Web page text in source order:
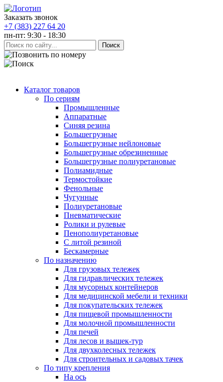
Заказать звонок
+7 (383) 227 64 20
пн-пт: 9:30 - 18:30
Каталог товаров
По сериям
Промышленные
Аппаратные
Синяя резина
Большегрузные
Большегрузные нейлоновые
Большегрузные обрезиненные
Большегрузные полиуретановые
Полиамидные
Термостойкие
Фенольные
Чугунные
Полиуретановые
Пневматические
Ролики и рулевые
Пенополиуретановые
С литой резиной
Бескамерные
По назначению
Для грузовых тележек
Для гидравлических тележек
Для мусорных контейнеров
Для медицинской мебели и техники
Для покупательских тележек
Для пищевой промышленности
Для молочной промышленности
Для печей
Для лесов и вышек-тур
Для двухколесных тележек
Для строительных и садовых тачек
По типу крепления
На ось